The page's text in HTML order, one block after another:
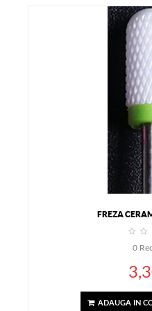
FREZA
0
ADAUGA IN